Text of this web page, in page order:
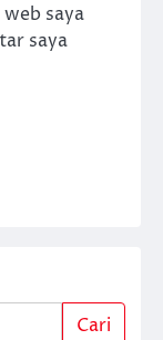
saya
saya
Cari